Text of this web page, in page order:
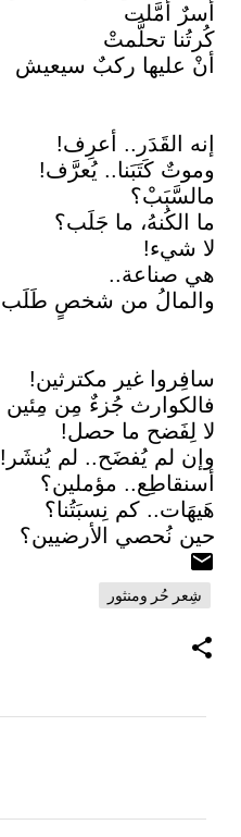
أسرٌ أمَّلت
كُرتُنا تحلَّمتْ
أنْ عليها ركبٌ سيعيش
إنه القَدَر.. أعرِف!
وموتٌ كَتَبَنا.. يُعرَّف!
مالسَّبَبْ؟
ما الكُنهُ، ما جَلَب؟
لا شيء!
هي صناعة..
والمالُ من شخصٍ طَلَب
سافِروا غير مكترثين!
فالكوارث جُزءٌ مِن مِئين
لا لِفَضح ما حصل!
وإن لم يُفضَح.. لم يُنشَر!
أسنقاطِع.. مؤملين؟
هَيهَات.. كم نِسبَتُنا؟
حين نُحصي الأرضيين؟
شِعر حُر ومنثور
ي